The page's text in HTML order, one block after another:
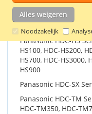
Alles weigeren
Noodzakelijk
Panasonic HDC-SD
SD7, HDC-SD9, HDC-
HDC-SD200, HDC-
Panasonic HDC-HS
HS100, HDC-HS200,
HS700, HDC-HS3000,
HS900
Panasonic HDC-SX
Panasonic HDC-TM
HDC-TM350, HDC-